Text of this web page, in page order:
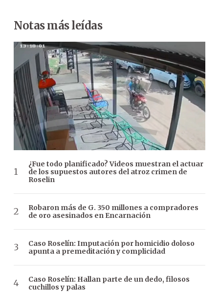
Notas más leídas
¿Fue todo planificado? Videos muestran el actuar
de los supuestos autores del atroz crimen de
Roselin
Robaron más de G. 350 millones a compradores
de oro asesinados en Encarnación
Caso Roselín: Imputación por homicidio doloso
apunta a premeditación y complicidad
Caso Roselín: Hallan parte de un dedo, filosos
cuchillos y palas